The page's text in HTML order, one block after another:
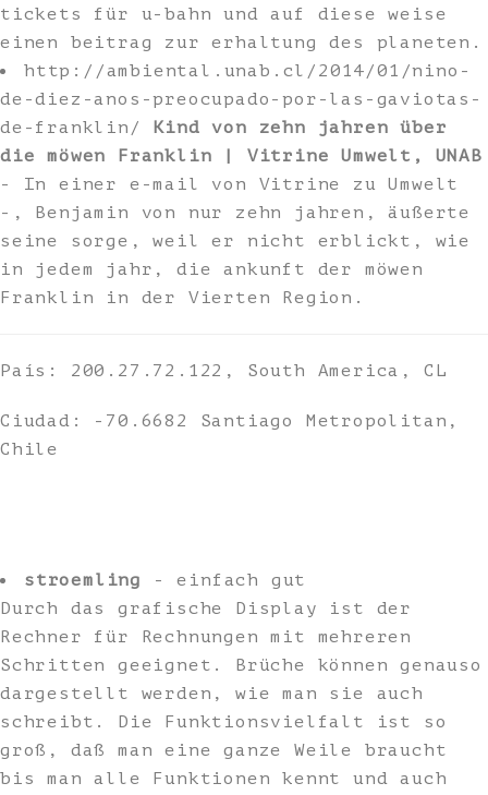
tickets für u-bahn und auf diese weise
einen beitrag zur erhaltung des planeten.
http://ambiental.unab.cl/2014/01/nino-
de-diez-anos-preocupado-por-las-gaviotas-
de-franklin/ Kind von zehn jahren über
die möwen Franklin | Vitrine Umwelt, UNAB
- In einer e-mail von Vitrine zu Umwelt
-, Benjamin von nur zehn jahren, äußerte
seine sorge, weil er nicht erblickt, wie
in jedem jahr, die ankunft der möwen
Franklin in der Vierten Region.
País: 200.27.72.122, South America, CL
Ciudad: -70.6682 Santiago Metropolitan,
Chile
stroemling
- einfach gut
Durch das grafische Display ist der
Rechner für Rechnungen mit mehreren
Schritten geeignet. Brüche können genauso
dargestellt werden, wie man sie auch
schreibt. Die Funktionsvielfalt ist so
groß, daß man eine ganze Weile braucht
bis man alle Funktionen kennt und auch